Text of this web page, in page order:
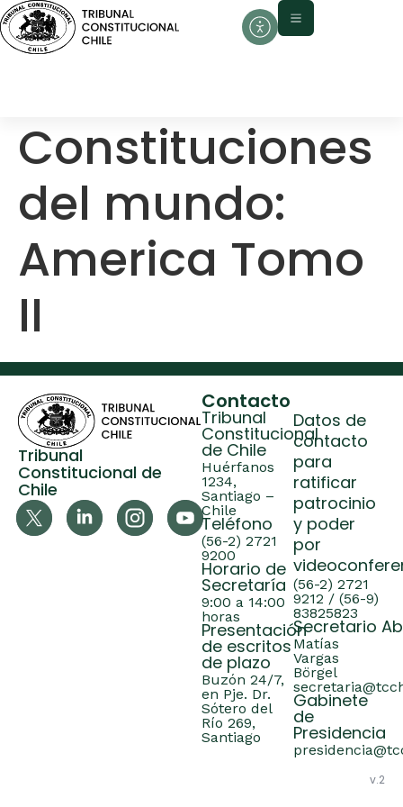
contenido
Constituciones
del mundo:
America Tomo
II
Tribunal
Constitucional de
Chile
Contacto
Tribunal
Constitucional
de Chile
Huérfanos
1234,
Santiago –
Chile
Teléfono
(56-2) 2721
9200
Horario de
Secretaría
9:00 a 14:00
horas
Presentación
de escritos
de plazo
Buzón 24/7,
en Pje. Dr.
Sótero del
Río 269,
Santiago
Datos de
contacto
para
ratificar
patrocinio
y poder
por
(56-2) 2721
9212 / (56-9)
83825823
Secretario
Matías
Vargas
Börgel
Gabinete
de
Presidencia
v.2